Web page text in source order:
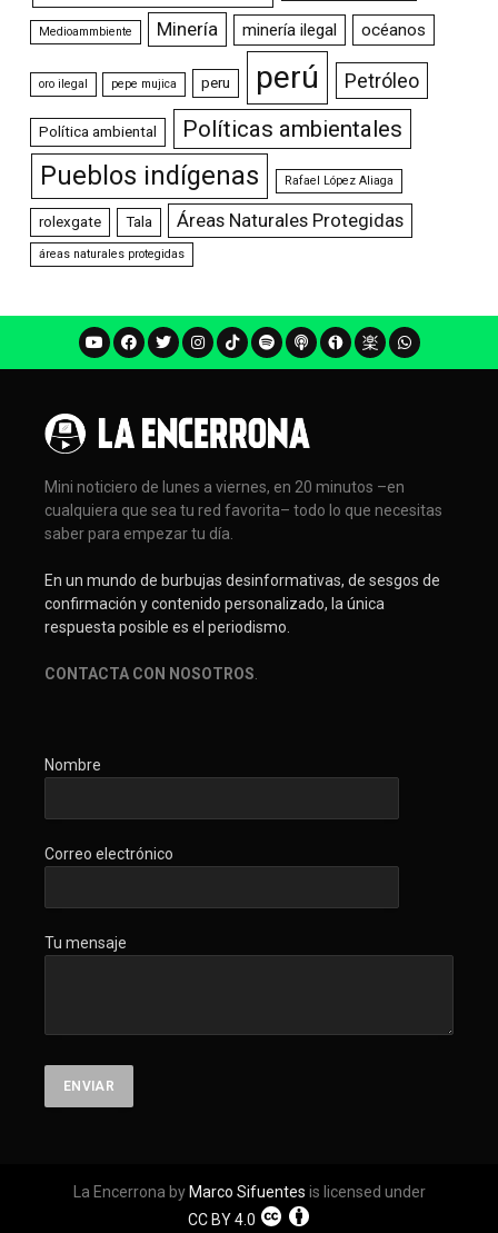
Medioammbiente Minería minería ilegal océanos
oro ilegal pepe mujica peru perú Petróleo
Política ambiental Políticas ambientales
Pueblos indígenas Rafael López Aliaga
rolexgate Tala Áreas Naturales Protegidas
áreas naturales protegidas
Mini noticiero de lunes a viernes, en 20 minutos –en
cualquiera que sea tu red favorita– todo lo que necesitas
saber para empezar tu día.
En un mundo de burbujas desinformativas, de sesgos de
confirmación y contenido personalizado, la única
respuesta posible es el periodismo.
CONTACTA CON NOSOTROS
Nombre
Correo electrónico
Tu mensaje
La Encerrona by Marco Sifuentes is licensed under
CC BY 4.0